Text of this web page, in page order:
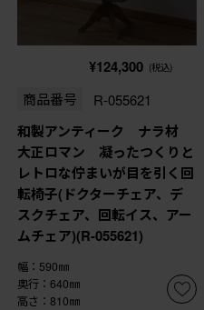
¥124,300 (税込)
商品番号 R-055621
和製アンティーク ナラ材
大正ロマン 凝ったつくりと
レトロな佇まいが目を引く回
転椅子(ドクターチェア、デ
スクチェア、回転イス、アー
ムチェア)(R-055621)
幅：590㎜
奥行：640㎜
高さ：810㎜